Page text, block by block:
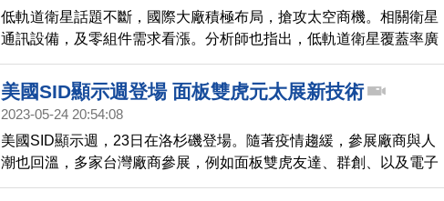
低軌道衛星話題不斷，國際大廠積極布局，搶攻太空商機。相關衛星
通訊設備，及零組件需求看漲。分析師也指出，低軌道衛星覆蓋率廣
泛，有助於美日發展下一代通訊技術6G，從地面、天際到太空的超廣
域覆蓋條件。
美國SID顯示週登場 面板雙虎元太展新技術
2023-05-24 20:54:08
美國SID顯示週，23日在洛杉磯登場。隨著疫情趨緩，參展廠商與人
潮也回溫，多家台灣廠商參展，例如面板雙虎友達、群創、以及電子
紙大廠元太，都把最新技術，帶到現場。